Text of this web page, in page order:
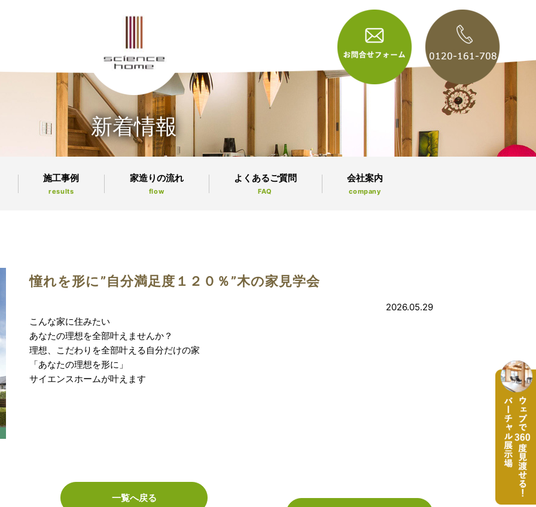
新着情報
施工事例
results
家造りの流れ
flow
よくあるご質問
FAQ
会社案内
company
憧れを形に”自分満足度１２０％”木の家見学会
2026.05.29
こんな家に住みたい
あなたの理想を全部叶えませんか？
理想、こだわりを全部叶える自分だけの家
「あなたの理想を形に」
サイエンスホームが叶えます
一覧へ戻る